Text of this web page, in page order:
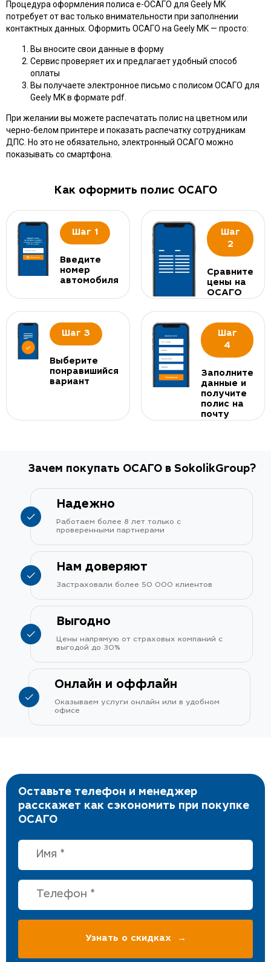
Процедура оформления полиса e-ОСАГО для Geely MK
потребует от вас только внимательности при заполнении
контактных данных. Оформить ОСАГО на Geely MK — просто:
Вы вносите свои данные в форму
Сервис проверяет их и предлагает удобный способ
оплаты
Вы получаете электронное письмо с полисом ОСАГО для
Geely MK в формате pdf.
При желании вы можете распечатать полис на цветном или
черно-белом принтере и показать распечатку сотрудникам
ДПС. Но это не обязательно, электронный ОСАГО можно
показывать со смартфона.
Как оформить полис ОСАГО
Шаг 1
Введите
номер
автомобиля
Шаг
2
Сравните
цены на
ОСАГО
Шаг 3
Выберите
понравишийся
вариант
Шаг
4
Заполните
данные и
получите
полис на
почту
Зачем покупать ОСАГО в SokolikGroup?
Надежно
Работаем более 8 лет только с
проверенными партнерами
Нам доверяют
Застраховали более 50 000 клиентов
Выгодно
Цены напрямую от страховых компаний с
выгодой до 30%
Онлайн и оффлайн
Оказываем услуги онлайн или в удобном
офисе
Оставьте телефон и менеджер
расскажет как сэкономить при покупке
ОСАГО